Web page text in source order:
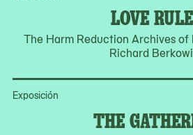
LOVE
The Harm Reduction Archives of
Richard
Exposición
THE